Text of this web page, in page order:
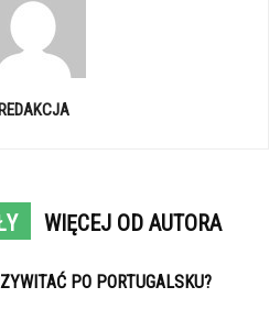
REDAKCJA
WIĘCEJ OD AUTORA
PO PORTUGALSKU?